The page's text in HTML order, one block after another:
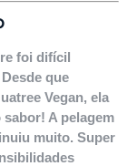
foi difícil
que
Vegan, ela
A pelagem
muito. Super